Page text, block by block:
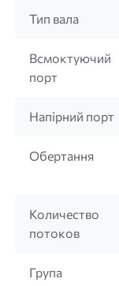
Тип вала
Всмоктуючий
порт
Напірний порт
Обертання
Количество
потоков
Група